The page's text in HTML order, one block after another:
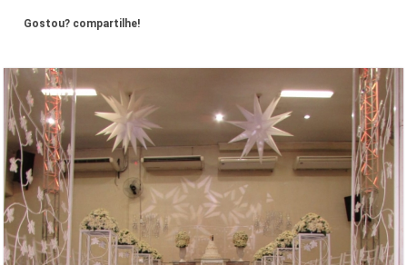
Gostou? compartilhe!